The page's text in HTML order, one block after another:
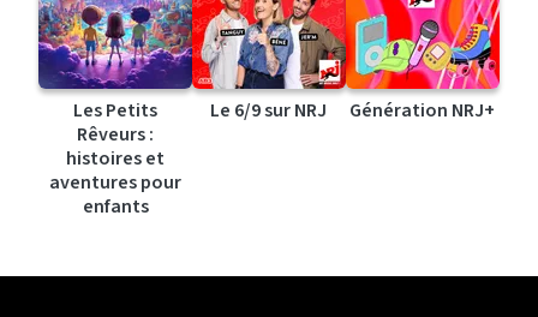
Les Petits
Rêveurs :
histoires et
aventures pour
enfants
Le 6/9 sur NRJ Génération NRJ+